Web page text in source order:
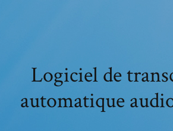
Logiciel de
automatique